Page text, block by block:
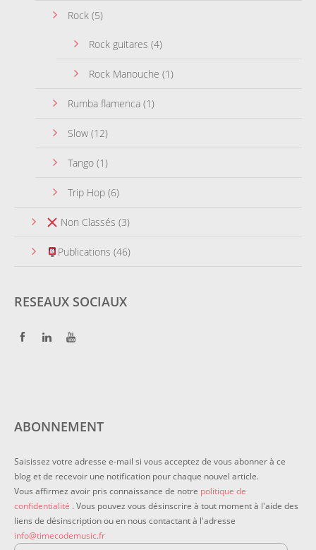
Rock (5)
Rock guitares (4)
Rock Manouche (1)
Rumba flamenca (1)
Slow (12)
Tango (1)
Trip Hop (6)
Non Classés (3)
Publications (46)
RESEAUX SOCIAUX
ABONNEMENT
Saisissez votre adresse e-mail si vous acceptez de vous abonner à ce
blog et de recevoir une notification pour chaque nouvel article.
Vous affirmez avoir pris connaissance de notre politique de
confidentialité . Vous pouvez vous désinscrire à tout moment à l'aide des
liens de désinscription ou en nous contactant à l'adresse
info@timecodemusic.fr